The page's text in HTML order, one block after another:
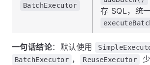
BatchExecutor
存 SQL，统
一句话结论：默认使用
BatchExecutor ， ReuseExecutor